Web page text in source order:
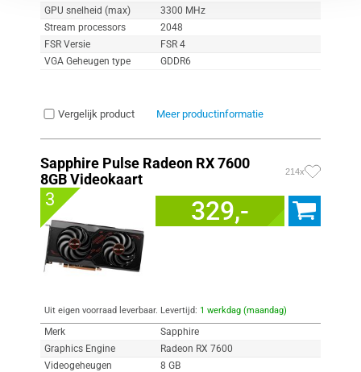
GPU snelheid (max)
3300 MHz
Stream processors
2048
FSR Versie
FSR 4
VGA Geheugen type
GDDR6
Vergelijk product Meer productinformatie
Sapphire Pulse Radeon RX 7600
8GB Videokaart
214x
3 329,-
Uit eigen voorraad leverbaar. Levertijd: 1 werkdag (maandag)
Merk
Sapphire
Graphics Engine
Radeon RX 7600
Videogeheugen
8 GB